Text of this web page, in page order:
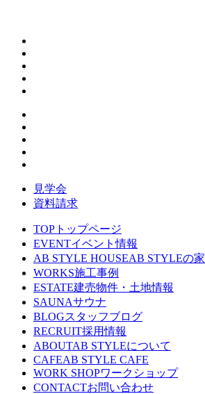
見学会
資料請求
TOP トップページ
EVENTイベント情報
AB STYLE HOUSEAB STYLEの家
WORKS施工事例
ESTATE建売物件・土地情報
SAUNAサウナ
BLOGスタッフブログ
RECRUIT採用情報
ABOUTAB STYLEについて
CAFEAB STYLE CAFE
WORK SHOPワークショップ
CONTACTお問い合わせ